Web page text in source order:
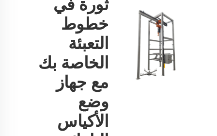
ثورة في
خطوط
التعبئة
الخاصة بك
مع جهاز
وضع
الأكياس